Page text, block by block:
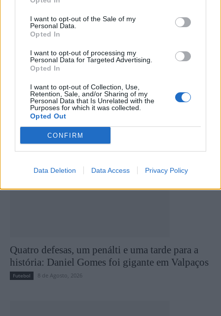
I want to opt-out of the Sale of my
Personal Data.
Opted In
I want to opt-out of processing my
Personal Data for Targeted Advertising.
Opted In
I want to opt-out of Collection, Use,
Retention, Sale, and/or Sharing of my
Personal Data that Is Unrelated with the
Purposes for which it was collected.
Opted Out
CONFIRM
Data Deletion Data Access Privacy Policy
Artigo anterior
Guilherme Souza dá vitória a
Próximo artigo
clássico com 63 viaturas e
Últimas notícias
Quatro defesas, um penálti e uma tarde para a
história: Daniel Gomes foi gigante em Valpaços
Futebol 8 de Agosto, 2026